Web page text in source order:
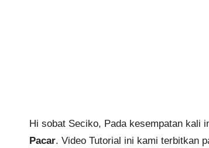
Hi sobat Seciko, Pada kesempatan kali
Pacar. Video Tutorial ini kami terbitkan